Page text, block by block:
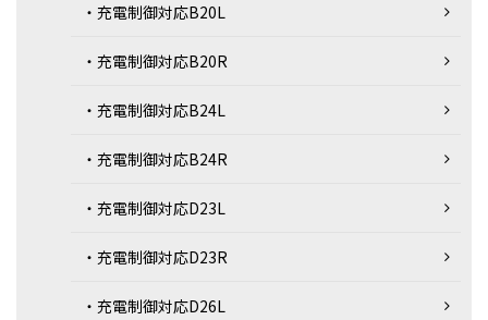
・充電制御対応B20L
・充電制御対応B20R
・充電制御対応B24L
・充電制御対応B24R
・充電制御対応D23L
・充電制御対応D23R
・充電制御対応D26L